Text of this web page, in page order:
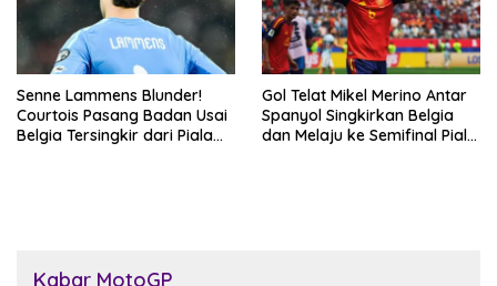
Senne Lammens Blunder!
Courtois Pasang Badan Usai
Belgia Tersingkir dari Piala
Gol Telat Mikel Merino Antar
Spanyol Singkirkan Belgia
dan Melaju ke Semifinal Piala
Kabar MotoGP